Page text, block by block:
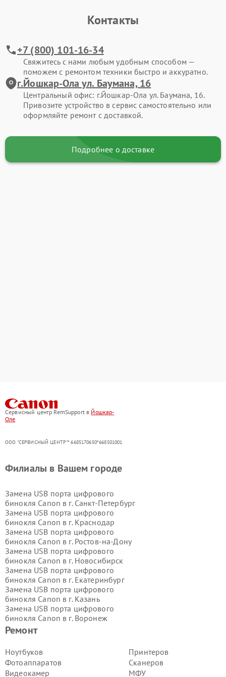
Контакты
+7 (800) 101-16-34
Свяжитесь с нами любым удобным способом —
поможем с ремонтом техники быстро и аккуратно.
г.Йошкар-Ола ул. Баумана, 16
Центральный офис: г.Йошкар-Ола ул. Баумана, 16.
Привозите устройство в сервис самостоятельно или
оформляйте ремонт с доставкой.
Подробнее о доставке
Сервисный центр RemSupport в Йошкар-
Оле
ООО "СЕРВИСНЫЙ ЦЕНТР"* 6685170650*668501001
Ремонт
Ноутбуков
Фотоаппаратов
Видеокамер
Принтеров
Сканеров
МФУ
Филиалы в Вашем городе
Замена USB порта цифрового
бинокля Canon в г. Санкт-Петербург
Замена USB порта цифрового
бинокля Canon в г. Краснодар
Замена USB порта цифрового
бинокля Canon в г. Ростов-на-Дону
Замена USB порта цифрового
бинокля Canon в г. Новосибирск
Замена USB порта цифрового
бинокля Canon в г. Екатеринбург
Замена USB порта цифрового
бинокля Canon в г. Казань
Замена USB порта цифрового
бинокля Canon в г. Воронеж
Замена USB порта цифрового
Замена USB порта цифрового
бинокля Canon в г.
Замена USB порта цифрового